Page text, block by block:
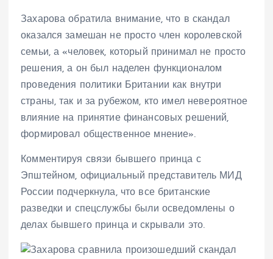
Захарова обратила внимание, что в скандал
оказался замешан не просто член королевской
семьи, а «человек, который принимал не просто
решения, а он был наделен функционалом
проведения политики Британии как внутри
страны, так и за рубежом, кто имел невероятное
влияние на принятие финансовых решений,
формировал общественное мнение».
Комментируя связи бывшего принца с
Эпштейном, официальный представитель МИД
России подчеркнула, что все британские
разведки и спецслужбы были осведомлены о
делах бывшего принца и скрывали это.